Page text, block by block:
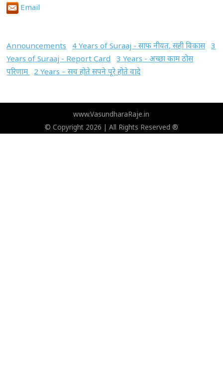
Email
Announcements 4 Years of Suraaj - साफ नीयत, सही विकास 3
Years of Suraaj - Report Card
3 Years - अच्छा काम ठोस
परिणाम
2 Years – सच होते सपने पूरे होते वादे
www.VasundharaRaje.in
© Copyright 2026 | All Rights Reserved ®